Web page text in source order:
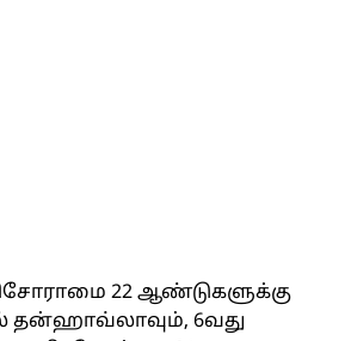
22 ஆண்டுகளுக்கு
6வது